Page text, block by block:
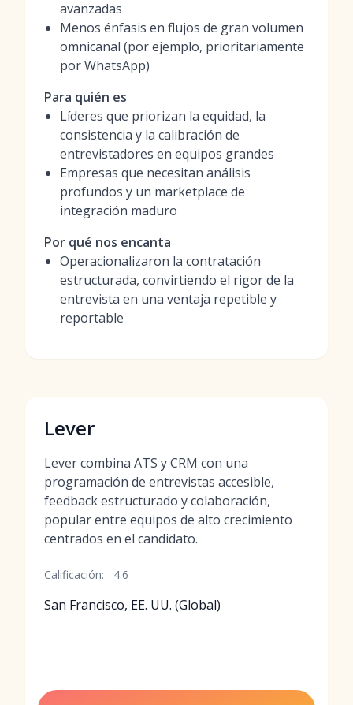
avanzadas
Menos énfasis en flujos de gran volumen
omnicanal (por ejemplo, prioritariamente
por WhatsApp)
Para quién es
Líderes que priorizan la equidad, la
consistencia y la calibración de
entrevistadores en equipos grandes
Empresas que necesitan análisis
profundos y un marketplace de
integración maduro
Por qué nos encanta
Operacionalizaron la contratación
estructurada, convirtiendo el rigor de la
entrevista en una ventaja repetible y
reportable
Lever
Lever combina ATS y CRM con una
programación de entrevistas accesible,
feedback estructurado y colaboración,
popular entre equipos de alto crecimiento
centrados en el candidato.
Calificación: 4.6
San Francisco, EE. UU. (Global)